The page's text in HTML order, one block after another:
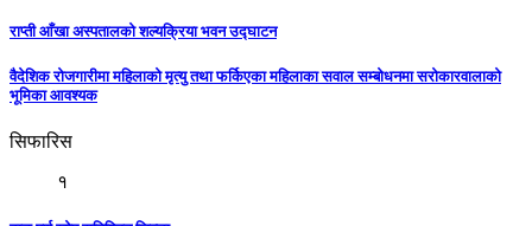
राप्ती आँखा अस्पतालको शल्यक्रिया भवन उद्घाटन
वैदेशिक रोजगारीमा महिलाको मृत्यु तथा फर्किएका महिलाका सवाल सम्बोधनमा सरोकारवालाको
भूमिका आवश्यक
सिफारिस
१